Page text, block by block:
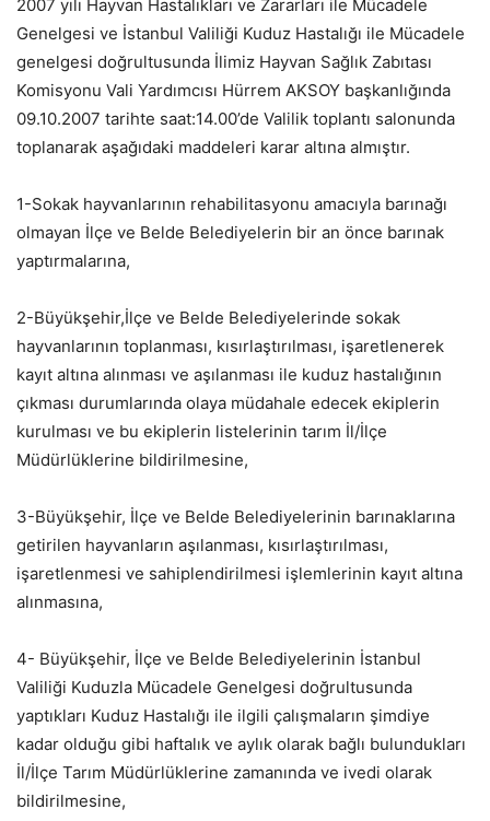
2007 yılı Hayvan Hastalıkları ve Zararları ile Mücadele
Genelgesi ve İstanbul Valiliği Kuduz Hastalığı ile Mücadele
genelgesi doğrultusunda İlimiz Hayvan Sağlık Zabıtası
Komisyonu Vali Yardımcısı Hürrem AKSOY başkanlığında
09.10.2007 tarihte saat:14.00’de Valilik toplantı salonunda
toplanarak aşağıdaki maddeleri karar altına almıştır.
1-Sokak hayvanlarının rehabilitasyonu amacıyla barınağı
olmayan İlçe ve Belde Belediyelerin bir an önce barınak
yaptırmalarına,
2-Büyükşehir,İlçe ve Belde Belediyelerinde sokak
hayvanlarının toplanması, kısırlaştırılması, işaretlenerek
kayıt altına alınması ve aşılanması ile kuduz hastalığının
çıkması durumlarında olaya müdahale edecek ekiplerin
kurulması ve bu ekiplerin listelerinin tarım İl/İlçe
Müdürlüklerine bildirilmesine,
3-Büyükşehir, İlçe ve Belde Belediyelerinin barınaklarına
getirilen hayvanların aşılanması, kısırlaştırılması,
işaretlenmesi ve sahiplendirilmesi işlemlerinin kayıt altına
alınmasına,
4- Büyükşehir, İlçe ve Belde Belediyelerinin İstanbul
Valiliği Kuduzla Mücadele Genelgesi doğrultusunda
yaptıkları Kuduz Hastalığı ile ilgili çalışmaların şimdiye
kadar olduğu gibi haftalık ve aylık olarak bağlı bulundukları
İl/İlçe Tarım Müdürlüklerine zamanında ve ivedi olarak
bildirilmesine,